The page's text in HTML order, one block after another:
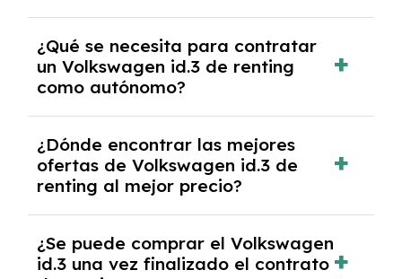
documentación financiera y, en algunos
casos, un informe de solvencia de la empresa
y un pago inicial.
¿Qué se necesita para contratar
un Volkswagen id.3 de renting
como autónomo?
autónomos, justificante de ingresos y, en
algunos casos, un informe fiscal y un pago
inicial.
¿Dónde encontrar las mejores
ofertas de Volkswagen id.3 de
renting al mejor precio?
mejores ofertas de vehículos de renting con
todos los gastos incluidos y sin pagar
¿Se puede comprar el Volkswagen
id.3 una vez finalizado el contrato